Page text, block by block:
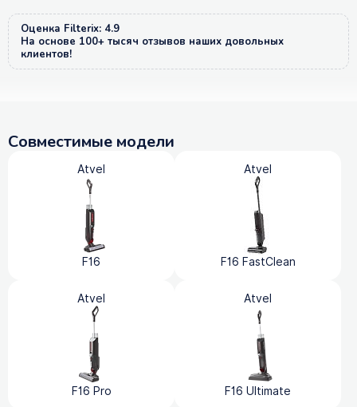
Оценка Filterix: 4.9
На основе 100+ тысяч отзывов наших довольных
клиентов!
Совместимые модели
Atvel
F16
Atvel
F16 FastClean
Atvel
F16 Pro
Atvel
F16 Ultimate